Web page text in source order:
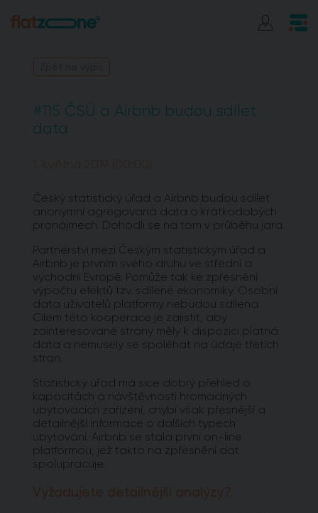
#115 ČSÚ a Airbnb budou sdílet
data
1. května 2019 (00:00)
Český statistický úřad a Airbnb budou sdílet
anonymní agregovaná data o krátkodobých
pronájmech. Dohodli se na tom v průběhu jara.
Partnerství mezi Českým statistickým úřad a
Airbnb je prvním svého druhu ve střední a
východní Evropě. Pomůže tak ke zpřesnění
výpočtu efektů tzv. sdílené ekonomiky. Osobní
data uživatelů platformy nebudou sdílena.
Cílem této kooperace je zajistit, aby
zainteresované strany měly k dispozici platná
data a nemusely se spoléhat na údaje třetích
stran.
Statistický úřad má sice dobrý přehled o
kapacitách a návštěvnosti hromadných
ubytovacích zařízení, chybí však přesnější a
detailnější informace o dalších typech
ubytování. Airbnb se stala první on-line
platformou, jež takto na zpřesnění dat
spolupracuje.
Vyžadujete detailnější analýzy?